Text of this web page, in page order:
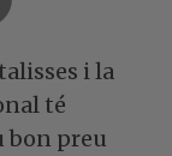
i la
té
bon preu